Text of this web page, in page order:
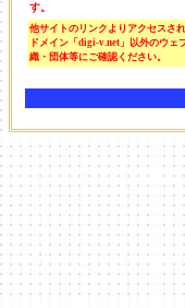
す。
他サイトのリンクよりアクセスさ
ドメイン「digi-v.net」以外のウ
織・団体等にご確認ください。